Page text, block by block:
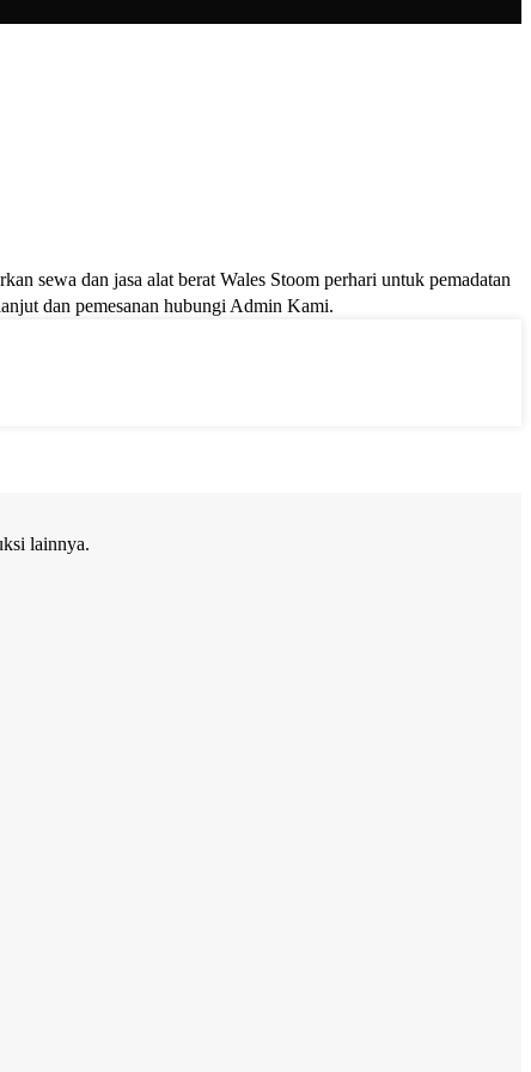
sewa dan jasa alat berat Wales Stoom perhari untuk pemadatan
dan pemesanan hubungi Admin Kami.
lainnya.